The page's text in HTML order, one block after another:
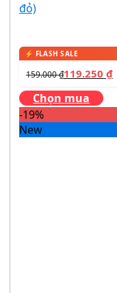
đỏ)
159.000₫119.250 ₫
Chọn mua
-19%
New